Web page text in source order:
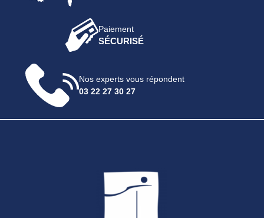
Paiement
SÉCURISÉ
Nos experts vous répondent
03 22 27 30 27